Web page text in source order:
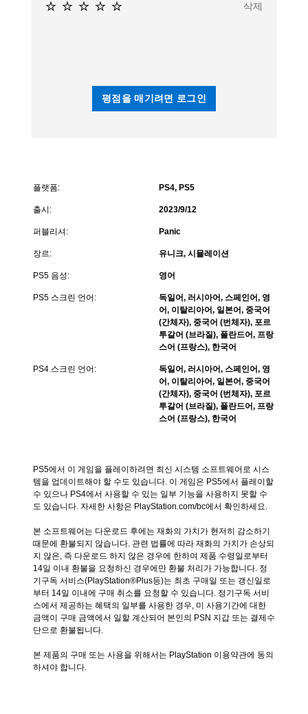
평점을 매기려면 로그인
삭제
플랫폼: PS4, PS5
출시: 2023/9/12
퍼블리셔: Panic
장르: 유니크, 시뮬레이션
PS5 음성: 영어
PS5 스크린 언어:
독일어, 러시아어, 스페인어, 영
어, 이탈리아어, 일본어, 중국어
(간체자), 중국어 (번체자), 포르
투갈어 (브라질), 폴란드어, 프랑
스어 (프랑스), 한국어
PS4 스크린 언어:
독일어, 러시아어, 스페인어, 영
어, 이탈리아어, 일본어, 중국어
(간체자), 중국어 (번체자), 포르
투갈어 (브라질), 폴란드어, 프랑
스어 (프랑스), 한국어
PS5에서 이 게임을 플레이하려면 최신 시스템 소프트웨어로 시스
템을 업데이트해야 할 수도 있습니다. 이 게임은 PS5에서 플레이할
수 있으나 PS4에서 사용할 수 있는 일부 기능을 사용하지 못할 수
도 있습니다. 자세한 사항은 PlayStation.com/bc에서 확인하세요.
본 소프트웨어는 다운로드 후에는 재화의 가치가 현저히 감소하기
때문에 환불되지 않습니다. 관련 법률에 따라 재화의 가치가 손상되
지 않은, 즉 다운로드 하지 않은 경우에 한하여 제품 수령일로부터
14일 이내 환불을 요청하신 경우에만 환불 처리가 가능합니다. 정
기구독 서비스(PlayStation®Plus등)는 최초 구매일 또는 갱신일로
부터 14일 이내에 구매 취소를 요청할 수 있습니다. 정기구독 서비
스에서 제공하는 혜택의 일부를 사용한 경우, 미 사용기간에 대한
금액이 구매 금액에서 일할 계산되어 본인의 PSN 지갑 또는 결제수
단으로 환불됩니다.
본 제품의 구매 또는 사용을 위해서는 PlayStation 이용약관에 동의
하셔야 합니다.